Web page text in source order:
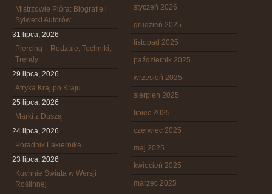
Mistrzowie Pióra: Biografie i
Sylwetki Autorów
31 lipca, 2026
Piercing – Rodzaje, Techniki,
Trendy
29 lipca, 2026
Afryka Kraj po Kraju
25 lipca, 2026
Marki z Duszą
24 lipca, 2026
Poradnik Lakiernika
23 lipca, 2026
Kuchnie Świata w Wersji
Roślinnej
styczeń 2026
grudzień 2025
listopad 2025
październik 2025
wrzesień 2025
sierpień 2025
lipiec 2025
czerwiec 2025
maj 2025
kwiecień 2025
marzec 2025